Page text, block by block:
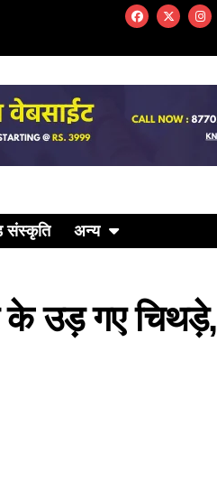
संस्कृति अन्य
के उड़ गए चिथड़े,